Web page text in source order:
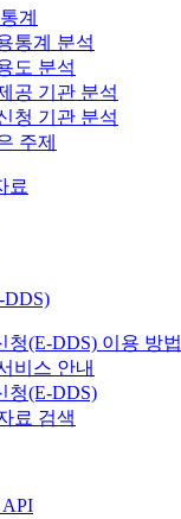
계
통계 분석
도 분석
공 기관 분석
청 기관 분석
주제
료
DDS)
청(E-DDS) 이용 방법
비스 안내
청(E-DDS)
료 검색
API